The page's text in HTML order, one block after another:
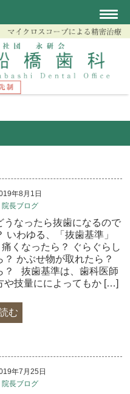
年8月1日
院長ブログ
うなったら抜歯になるので
いわゆる、「抜歯基準」
くなったら？ ぐらぐらし
？ かぶせ物が取れたら？
？ 抜歯基準は、歯科医師
や技量にによってもか […]
む
年7月25日
院長ブログ